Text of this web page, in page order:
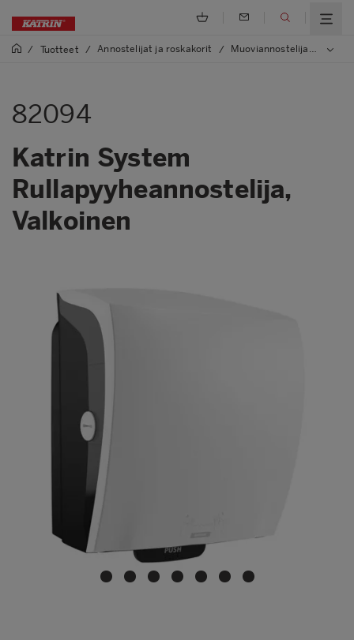
/ Tuotteet / Annostelijat ja roskakorit / Muoviannostelijat ja -roskakorit
82094
Katrin System
Rullapyyheannostelija,
Valkoinen